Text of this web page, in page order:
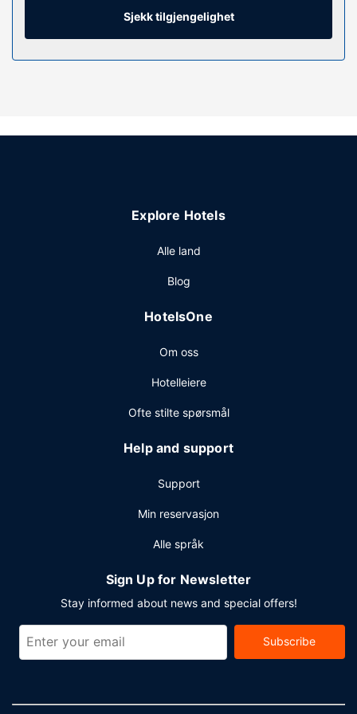
parabol-TV. Rommene har privat bad med
designertoalettartikler og hårføner. Rommet har skrivebord
(inkludert) og TV i fellesområdet.
kafeen. Ferdiglaget frokost serveres fra kl. 06.30 til kl.
forretningssenter, en døgnåpen resepsjon og
av dette hotellet sine gjester tilbys du møte- og
konferanserom og 2 møterom. Gjestene tilbys buss til og
fra flyplassen på forespørsel uten ekstra kostnad .
Sjekk tilgjengelighet
Explore Hotels
Alle land
Blog
HotelsOne
Om oss
Hotelleiere
Ofte stilte spørsmål
Help and support
Support
Min reservasjon
Alle språk
Sign Up for Newsletter
Stay informed about news and special offers!
Subscribe